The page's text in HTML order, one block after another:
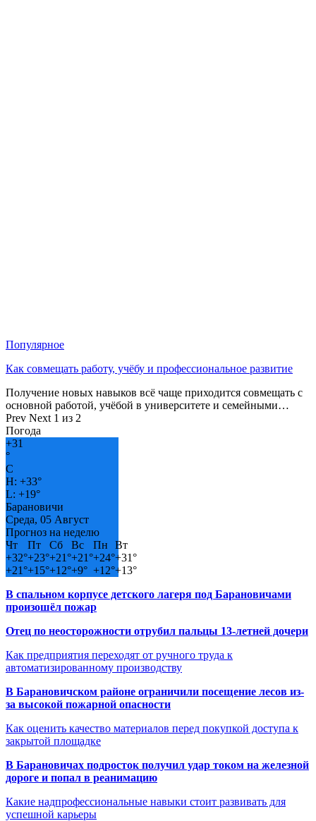
Популярное
Как совмещать работу, учёбу и профессиональное развитие
Получение новых навыков всё чаще приходится совмещать с
основной работой, учёбой в университете и семейными…
Prev Next 1 из 2
Погода
+31
°
C
H: +33°
L: +19°
Барановичи
Среда, 05 Август
Прогноз на неделю
Чт
Пт Сб Вс Пн
Вт
+32°+23°+21°+21°+24°+31°
+21°+15°+12°+9° +12°+13°
В спальном корпусе детского лагеря под Барановичами
произошёл пожар
Отец по неосторожности отрубил пальцы 13-летней дочери
Как предприятия переходят от ручного труда к
автоматизированному производству
В Барановичском районе ограничили посещение лесов из-
за высокой пожарной опасности
Как оценить качество материалов перед покупкой доступа к
закрытой площадке
В Барановичах подросток получил удар током на железной
дороге и попал в реанимацию
Какие надпрофессиональные навыки стоит развивать для
успешной карьеры